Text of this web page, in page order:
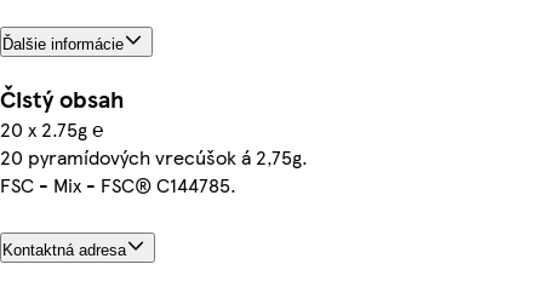
Ďalšie informácie
Čistý obsah
20 x 2.75g ℮
20 pyramídových vrecúšok á 2,75g.
FSC - Mix - FSC® C144785.
Kontaktná adresa